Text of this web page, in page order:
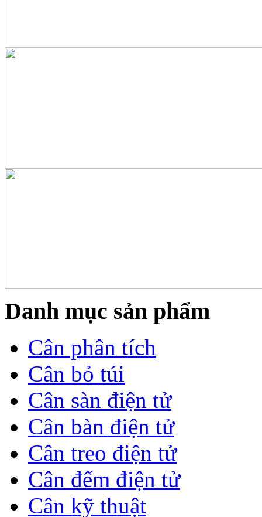
Danh mục sản phẩm
Cân phân tích
Cân bỏ túi
Cân sàn điện tử
Cân bàn điện tử
Cân treo điện tử
Cân đếm điện tử
Cân kỹ thuật